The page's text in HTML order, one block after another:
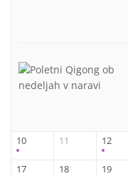
10 11 12
17 18 19